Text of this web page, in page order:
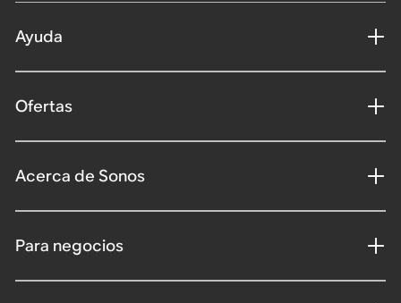
Ayuda
Ofertas
Acerca de Sonos
Para negocios